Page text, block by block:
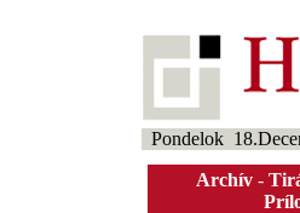
Pondelok
Archív -